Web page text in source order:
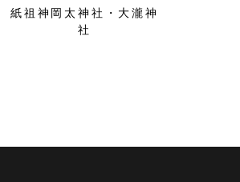
紙祖神岡太神社・大瀧神
社